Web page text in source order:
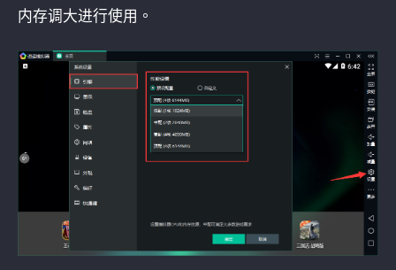
内存调大进行使用。